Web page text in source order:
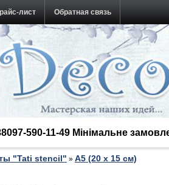
лист Обратная связь
590-11-49 Мінімальне
"Tati stencil" » А5 (20 х 15 см)